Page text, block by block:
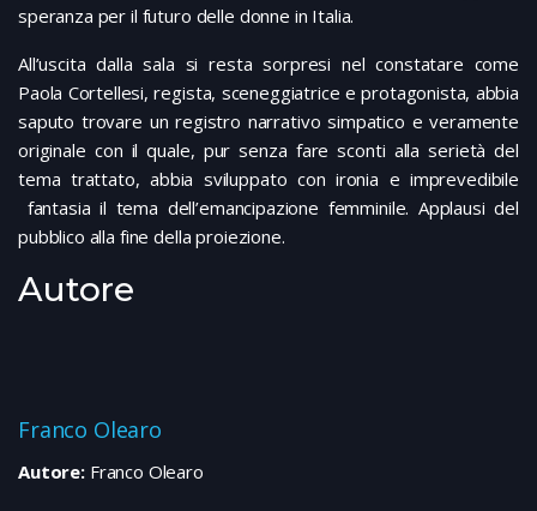
speranza per il futuro delle donne in Italia.
All’uscita dalla sala si resta sorpresi nel constatare come
Paola Cortellesi, regista, sceneggiatrice e protagonista, abbia
saputo trovare un registro narrativo simpatico e veramente
originale con il quale, pur senza fare sconti alla serietà del
tema trattato, abbia sviluppato con ironia e imprevedibile
fantasia il tema dell’emancipazione femminile. Applausi del
pubblico alla fine della proiezione.
Autore
Franco Olearo
Autore:Franco Olearo